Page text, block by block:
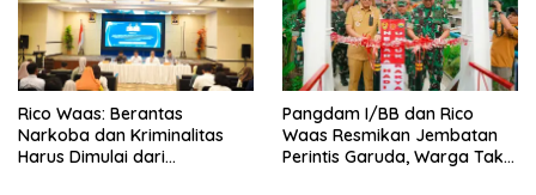
Rico Waas: Berantas
Narkoba dan Kriminalitas
Harus Dimulai dari
Pangdam I/BB dan Rico
Waas Resmikan Jembatan
Perintis Garuda, Warga Tak